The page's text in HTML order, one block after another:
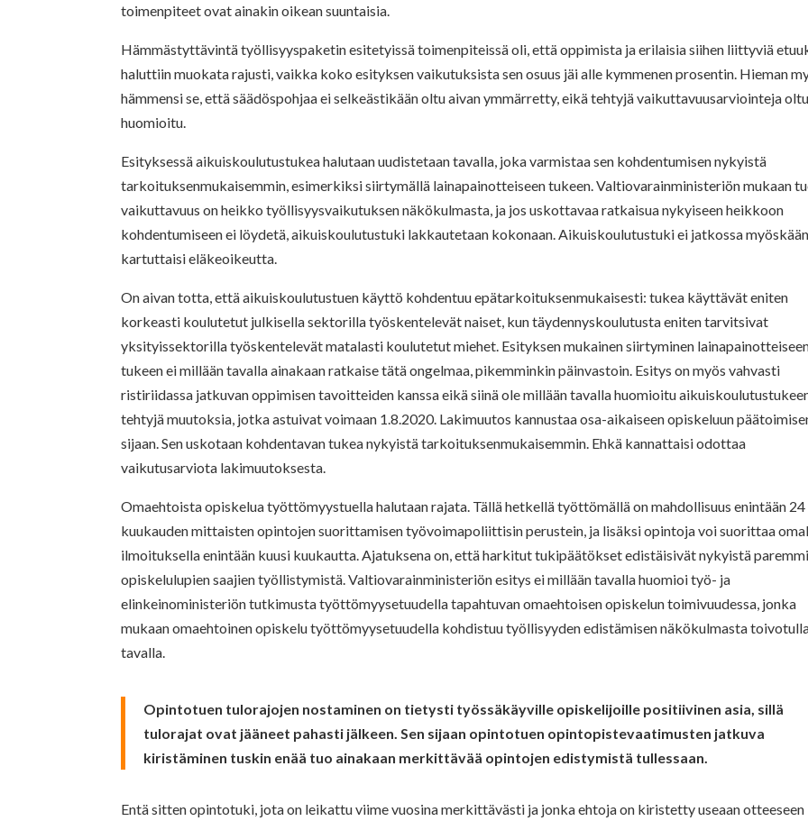
toimenpiteet ovat ainakin oikean suuntaisia.
Hämmästyttävintä työllisyyspaketin esitetyissä toimenpiteissä oli, että oppimista ja erilaisia siihen liittyviä
haluttiin muokata rajusti, vaikka koko esityksen vaikutuksista sen osuus jäi alle kymmenen prosentin. Hieman
hämmensi se, että säädöspohjaa ei selkeästikään oltu aivan ymmärretty, eikä tehtyjä vaikuttavuusarviointeja oltu
huomioitu.
Esityksessä aikuiskoulutustukea halutaan uudistetaan tavalla, joka varmistaa sen kohdentumisen nykyistä
tarkoituksenmukaisemmin, esimerkiksi siirtymällä lainapainotteiseen tukeen.Valtiovarainministeriön mukaan
vaikuttavuus on heikko työllisyysvaikutuksen näkökulmasta, ja jos uskottavaa ratkaisua nykyiseen heikkoon
kohdentumiseen ei löydetä, aikuiskoulutustuki lakkautetaan kokonaan. Aikuiskoulutustuki ei jatkossa myöskään
kartuttaisi eläkeoikeutta.
On aivan totta, että aikuiskoulutustuen käyttö kohdentuu epätarkoituksenmukaisesti: tukea käyttävät eniten
korkeasti koulutetut julkisella sektorilla työskentelevät naiset, kun täydennyskoulutusta eniten tarvitsivat
yksityissektorilla työskentelevät matalasti koulutetut miehet. Esityksen mukainen siirtyminen
tukeen ei millään tavalla ainakaan ratkaise tätä ongelmaa, pikemminkin päinvastoin. Esitys on myös vahvasti
ristiriidassa jatkuvan oppimisen tavoitteiden kanssa eikä siinä ole millään tavalla huomioitu
tehtyjä muutoksia, jotka astuivat voimaan 1.8.2020. Lakimuutos kannustaa osa-aikaiseen opiskeluun
sijaan. Sen uskotaan kohdentavan tukea nykyistä tarkoituksenmukaisemmin. Ehkä kannattaisi odottaa
vaikutusarviota lakimuutoksesta.
Omaehtoista opiskelua työttömyystuella halutaan rajata. Tällä hetkellä työttömällä on mahdollisuus enintään 24
kuukauden mittaisten opintojen suorittamisen työvoimapoliittisin perustein, ja lisäksi opintoja voi suorittaa
ilmoituksella enintään kuusi kuukautta. Ajatuksena on, että harkitut tukipäätökset edistäisivät nykyistä
opiskelulupien saajien työllistymistä. Valtiovarainministeriön esitys ei millään tavalla huomioi työ- ja
elinkeinoministeriön tutkimusta työttömyysetuudella tapahtuvan omaehtoisen opiskelun toimivuudessa, jonka
mukaan omaehtoinen opiskelu työttömyysetuudella kohdistuu työllisyyden edistämisen näkökulmasta
tavalla.
Opintotuen tulorajojen nostaminen on tietysti työssäkäyville opiskelijoille positiivinen asia, sillä
tulorajat ovat jääneet pahasti jälkeen. Sen sijaan opintotuen opintopistevaatimusten jatkuva
kiristäminen tuskin enää tuo ainakaan merkittävää opintojen edistymistä tullessaan.
Entä sitten opintotuki, jota on leikattu viime vuosina merkittävästi ja jonka ehtoja on kiristetty useaan otteeseen